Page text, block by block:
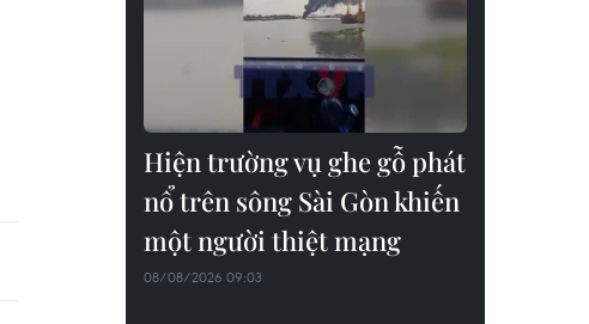
Hiện trường vụ ghe gỗ phát
nổ trên sông Sài Gòn khiến
một người thiệt mạng
08/08/2026 09:03